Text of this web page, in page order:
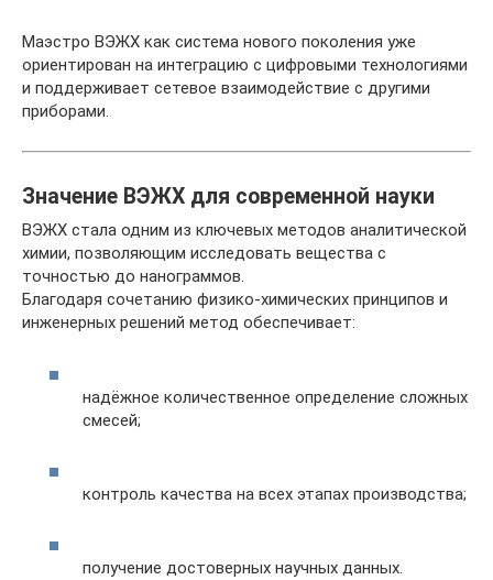
Маэстро ВЭЖХ как система нового поколения уже
ориентирован на интеграцию с цифровыми технологиями
и поддерживает сетевое взаимодействие с другими
приборами.
Значение ВЭЖХ для современной науки
ВЭЖХ стала одним из ключевых методов аналитической
химии, позволяющим исследовать вещества с
точностью до нанограммов.
Благодаря сочетанию физико-химических принципов и
инженерных решений метод обеспечивает:
надёжное количественное определение сложных
смесей;
контроль качества на всех этапах производства;
получение достоверных научных данных.